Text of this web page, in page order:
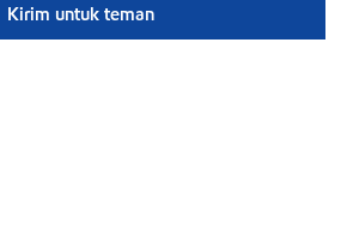
Kirim untuk teman